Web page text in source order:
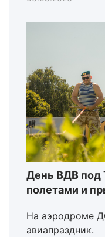
День ВДВ под
полетами и
На аэродроме
авиапраздник.